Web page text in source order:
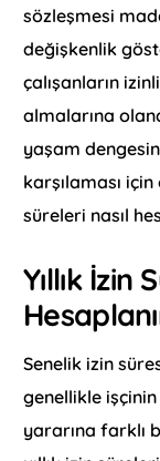
sözleşmesi
değişkenlik
çalışanların
almalarına
yaşam
karşılaması
süreleri nasıl
Yıllık İzin
Senelik izin
genellikle
yararına farklı